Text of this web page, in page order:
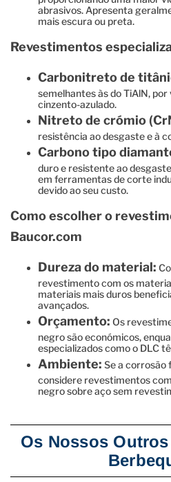
abrasivos. Apresenta
mais escura ou preta.
Revestimentos
Carbonitreto de
semelhantes às do TiAlN,
cinzento-azulado.
Nitreto de crómio
resistência ao desgaste e à
Carbono tipo
duro e resistente ao
em ferramentas de corte
devido ao seu custo.
Como escolher o
Baucor.com
Dureza do material:
revestimento com os
materiais mais duros
avançados.
Orçamento: Os
negro são económicos,
especializados como o DLC
Ambiente: Se a corrosão
considere revestimentos
negro sobre aço sem
Os Nossos